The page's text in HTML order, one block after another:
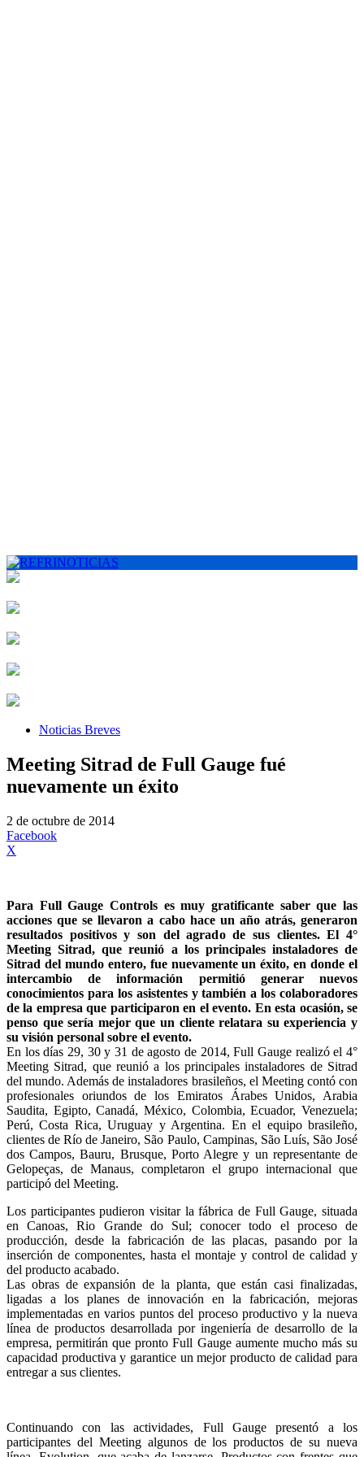
Noticias Breves
Meeting Sitrad de Full Gauge fué
nuevamente un éxito
2 de octubre de 2014
Facebook
X
Para Full Gauge Controls es muy gratificante saber que las
acciones que se llevaron a cabo hace un año atrás, generaron
resultados positivos y son del agrado de sus clientes. El 4°
Meeting Sitrad, que reunió a los principales instaladores de
Sitrad del mundo entero, fue nuevamente un éxito, en donde el
intercambio de información permitió generar nuevos
conocimientos para los asistentes y también a los colaboradores
de la empresa que participaron en el evento. En esta ocasión, se
penso que sería mejor que un cliente relatara su experiencia y
su visión personal sobre el evento.
En los días 29, 30 y 31 de agosto de 2014, Full Gauge realizó el 4°
Meeting Sitrad, que reunió a los principales instaladores de Sitrad
del mundo. Además de instaladores brasileños, el Meeting contó con
profesionales oriundos de los Emiratos Árabes Unidos, Arabia
Saudita, Egipto, Canadá, México, Colombia, Ecuador, Venezuela;
Perú, Costa Rica, Uruguay y Argentina. En el equipo brasileño,
clientes de Río de Janeiro, São Paulo, Campinas, São Luís, São José
dos Campos, Bauru, Brusque, Porto Alegre y un representante de
Gelopeças, de Manaus, completaron el grupo internacional que
participó del Meeting.
Los participantes pudieron visitar la fábrica de Full Gauge, situada
en Canoas, Rio Grande do Sul; conocer todo el proceso de
producción, desde la fabricación de las placas, pasando por la
inserción de componentes, hasta el montaje y control de calidad y
del producto acabado.
Las obras de expansión de la planta, que están casi finalizadas,
ligadas a los planes de innovación en la fabricación, mejoras
implementadas en varios puntos del proceso productivo y la nueva
línea de productos desarrollada por ingeniería de desarrollo de la
empresa, permitirán que pronto Full Gauge aumente mucho más su
capacidad productiva y garantice un mejor producto de calidad para
entregar a sus clientes.
Continuando con las actividades, Full Gauge presentó a los
participantes del Meeting algunos de los productos de su nueva